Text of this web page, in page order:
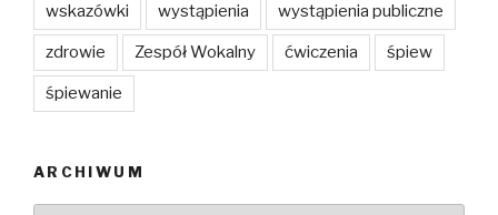
wskazówki wystąpienia wystąpienia publiczne
zdrowie Zespół Wokalny ćwiczenia śpiew
śpiewanie
ARCHIWUM